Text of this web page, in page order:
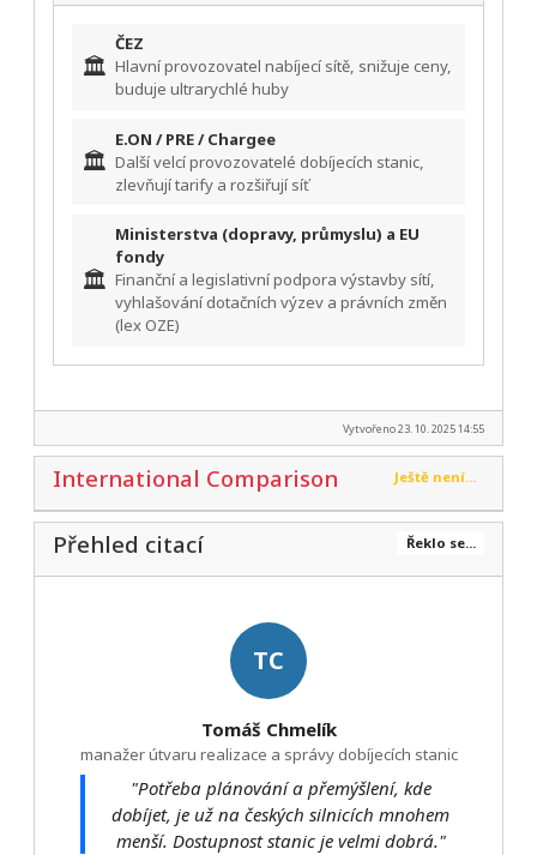
🏛️
ČEZ
Hlavní provozovatel nabíjecí sítě, snižuje ceny,
buduje ultrarychlé huby
🏛️
E.ON / PRE / Chargee
Další velcí provozovatelé dobíjecích stanic,
zlevňují tarify a rozšiřují síť
🏛️
Ministerstva (dopravy, průmyslu) a EU
fondy
Finanční a legislativní podpora výstavby sítí,
vyhlašování dotačních výzev a právních změn
(lex OZE)
Vytvořeno 23. 10. 2025 14:55
Ještě není...
International Comparison
Řeklo se...
Přehled citací
TC
Tomáš Chmelík
manažer útvaru realizace a správy dobíjecích stanic
"Potřeba plánování a přemýšlení, kde
dobíjet, je už na českých silnicích mnohem
menší. Dostupnost stanic je velmi dobrá."